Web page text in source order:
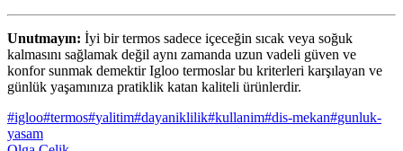
Unutmayın: İyi bir termos sadece içeceğin sıcak veya soğuk
kalmasını sağlamak değil aynı zamanda uzun vadeli güven ve
konfor sunmak demektir Igloo termoslar bu kriterleri karşılayan ve
günlük yaşamınıza pratiklik katan kaliteli ürünlerdir.
#igloo#termos#yalitim#dayaniklilik#kullanim#dis-mekan#gunluk-
yasam